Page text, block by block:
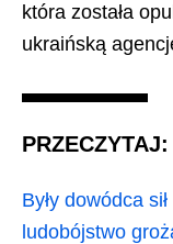
która została
ukraińską
PRZECZYTAJ:
Były dowódca
ludobójstwo